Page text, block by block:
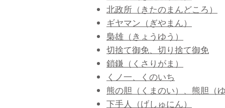
北政所（きたのまんどころ）
ギヤマン（ぎやまん）
梟雄（きょうゆう）
切捨て御免、切り捨て御免
鎖鎌（くさりがま）
くノ一、くのいち
熊の胆（くまのい）、熊胆（